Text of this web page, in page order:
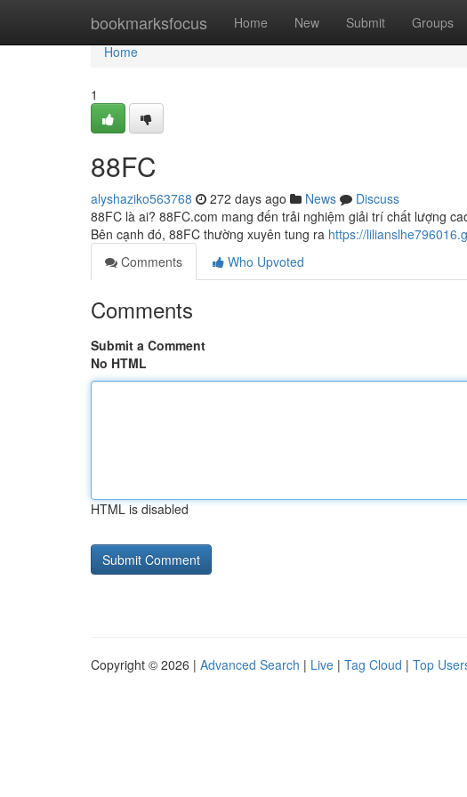
bookmarksfocus Home New Submit Groups
Home
Home
1
88FC
alyshaziko563768 272 days ago News
Discuss
88FC là ai? 88FC.com mang đến trải nghiệm giải trí chất lượng
Bên cạnh đó, 88FC thường xuyên tung ra https://
Comments
Who Upvoted
Comments
Submit a Comment
No HTML
HTML is disabled
Copyright © 2026 | Advanced Search | Live | Tag Cloud | Top